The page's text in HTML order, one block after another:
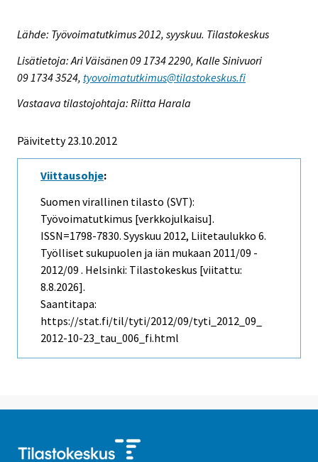
Lähde: Työvoimatutkimus 2012, syyskuu. Tilastokeskus
Lisätietoja: Ari Väisänen 09 1734 2290, Kalle Sinivuori
09 1734 3524, tyovoimatutkimus@tilastokeskus.fi
Vastaava tilastojohtaja: Riitta Harala
Päivitetty 23.10.2012
Viittausohje:
Suomen virallinen tilasto (SVT):
Työvoimatutkimus [verkkojulkaisu].
ISSN=1798-7830. Syyskuu 2012, Liitetaulukko 6.
Työlliset sukupuolen ja iän mukaan 2011/09 -
2012/09 . Helsinki: Tilastokeskus [viitattu:
8.8.2026].
Saantitapa:
https://stat.fi/til/tyti/2012/09/tyti_2012_09_
2012-10-23_tau_006_fi.html